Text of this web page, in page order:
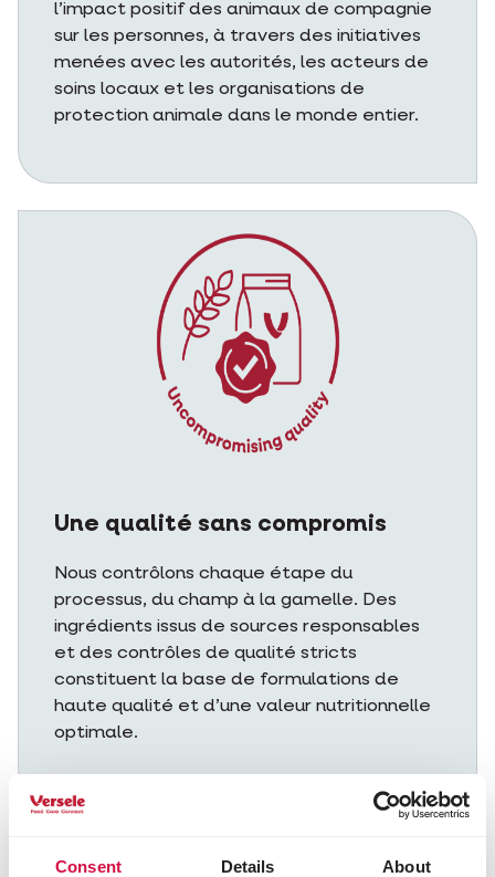
Consent Details About
l’impact positif des animaux de compagnie
sur les personnes, à travers des initiatives
menées avec les autorités, les acteurs de
soins locaux et les organisations de
protection animale dans le monde entier.
Une qualité sans compromis
Nous contrôlons chaque étape du
processus, du champ à la gamelle. Des
ingrédients issus de sources responsables
et des contrôles de qualité stricts
constituent la base de formulations de
haute qualité et d’une valeur nutritionnelle
optimale.